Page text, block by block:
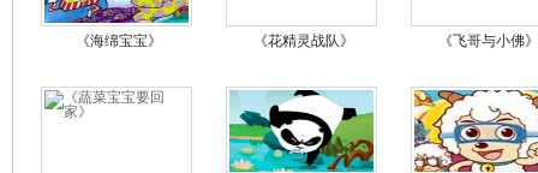
《海绵宝宝》 《花精灵战队》 《飞哥与小佛》